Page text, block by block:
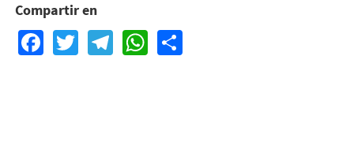
Compartir en
Facebook
TwitterTelegram
WhatsApp
Share